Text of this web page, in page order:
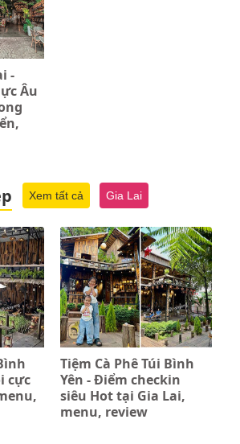
-
Âu
Xem tất cả Gia Lai
cực
Tiệm Cà Phê Túi Bình
Yên - Điểm checkin
siêu Hot tại Gia Lai,
menu, review